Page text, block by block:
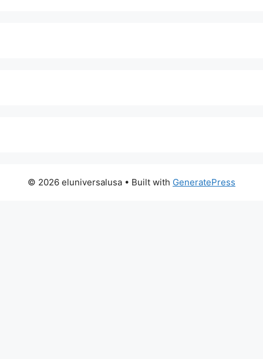
© 2026 eluniversalusa • Built with GeneratePress